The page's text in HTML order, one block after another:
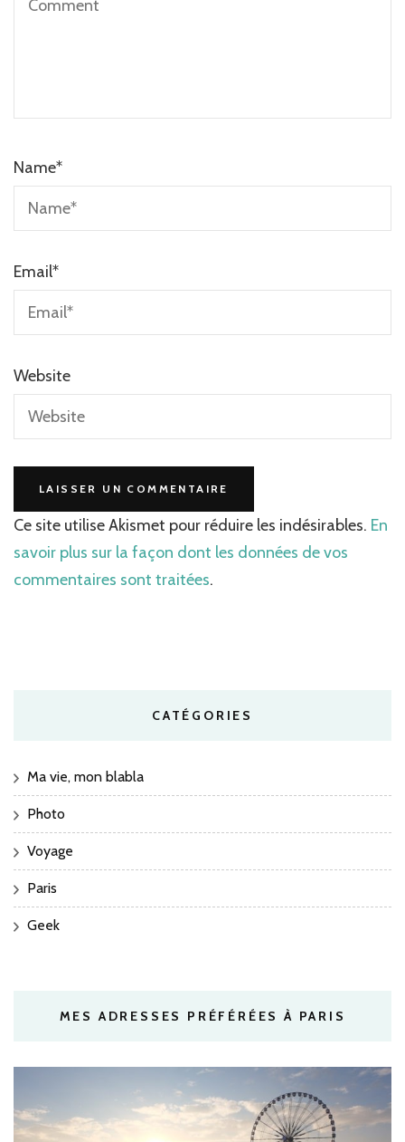
Name*
Email*
Website
Ce site utilise Akismet pour réduire les indésirables. En
savoir plus sur la façon dont les données de vos
commentaires sont traitées.
CATÉGORIES
Ma vie, mon blabla
Photo
Voyage
Paris
Geek
MES ADRESSES PRÉFÉRÉES À PARIS